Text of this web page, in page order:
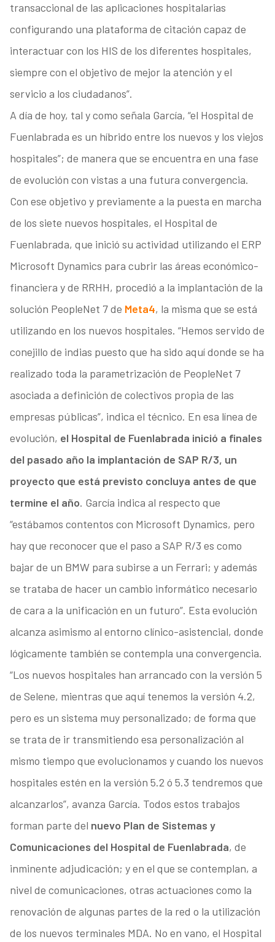
transaccional de las aplicaciones hospitalarias
configurando una plataforma de citación capaz de
interactuar con los HIS de los diferentes hospitales,
siempre con el objetivo de mejor la atención y el
servicio a los ciudadanos”.
A día de hoy, tal y como señala García, “el Hospital de
Fuenlabrada es un híbrido entre los nuevos y los viejos
hospitales”; de manera que se encuentra en una fase
de evolución con vistas a una futura convergencia.
Con ese objetivo y previamente a la puesta en marcha
de los siete nuevos hospitales, el Hospital de
Fuenlabrada, que inició su actividad utilizando el ERP
Microsoft Dynamics para cubrir las áreas económico-
financiera y de RRHH, procedió a la implantación de la
solución PeopleNet 7 de Meta4, la misma que se está
utilizando en los nuevos hospitales. “Hemos servido de
conejillo de indias puesto que ha sido aquí donde se ha
realizado toda la parametrización de PeopleNet 7
asociada a definición de colectivos propia de las
empresas públicas”, indica el técnico. En esa línea de
evolución, el Hospital de Fuenlabrada inició a finales
del pasado año la implantación de SAP R/3, un
proyecto que está previsto concluya antes de que
termine el año. García indica al respecto que
“estábamos contentos con Microsoft Dynamics, pero
hay que reconocer que el paso a SAP R/3 es como
bajar de un BMW para subirse a un Ferrari; y además
se trataba de hacer un cambio informático necesario
de cara a la unificación en un futuro”. Esta evolución
alcanza asimismo al entorno clínico-asistencial, donde
lógicamente también se contempla una convergencia.
“Los nuevos hospitales han arrancado con la versión 5
de Selene, mientras que aquí tenemos la versión 4.2,
pero es un sistema muy personalizado; de forma que
se trata de ir transmitiendo esa personalización al
mismo tiempo que evolucionamos y cuando los nuevos
hospitales estén en la versión 5.2 ó 5.3 tendremos que
alcanzarlos”, avanza García. Todos estos trabajos
forman parte del nuevo Plan de Sistemas y
Comunicaciones del Hospital de Fuenlabrada, de
inminente adjudicación; y en el que se contemplan, a
nivel de comunicaciones, otras actuaciones como la
renovación de algunas partes de la red o la utilización
de los nuevos terminales MDA. No en vano, el Hospital